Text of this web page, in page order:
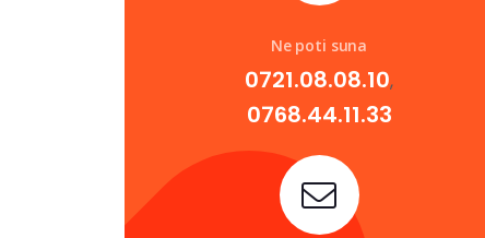
Ne poti suna
0721.08.08.10,
0768.44.11.33